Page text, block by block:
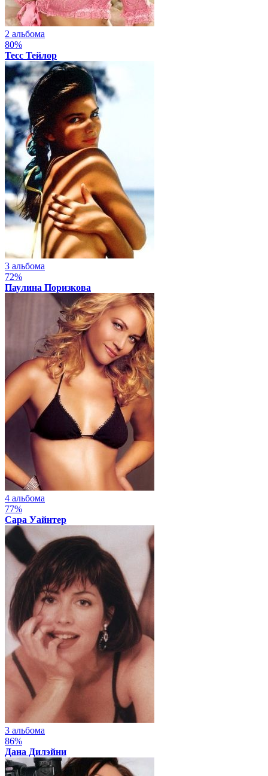
2 альбома
80%
Тесс Тейлор
3 альбома
72%
Паулина Поризкова
4 альбома
77%
Сара Уайнтер
3 альбома
86%
Дана Дилэйни